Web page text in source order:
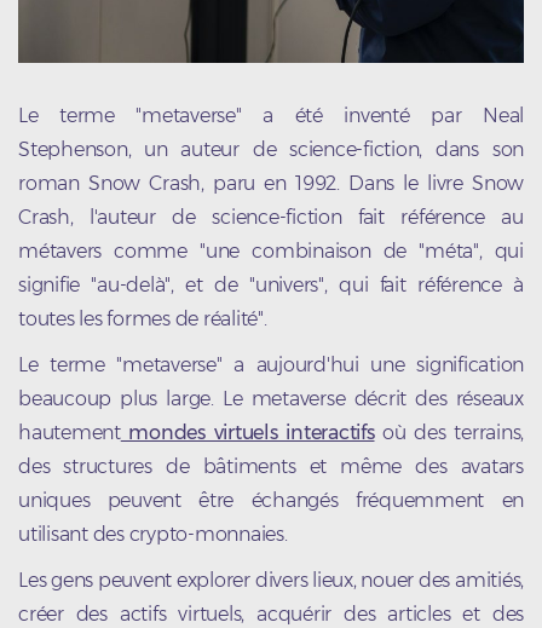
Le terme "metaverse" a été inventé par Neal
Stephenson, un auteur de science-fiction, dans son
roman Snow Crash, paru en 1992. Dans le livre Snow
Crash, l'auteur de science-fiction fait référence au
métavers comme "une combinaison de "méta", qui
signifie "au-delà", et de "univers", qui fait référence à
toutes les formes de réalité".
Le terme "metaverse" a aujourd'hui une signification
beaucoup plus large. Le metaverse décrit des réseaux
hautementmondes virtuels interactifsoù des terrains,
des structures de bâtiments et même des avatars
uniques peuvent être échangés fréquemment en
utilisant des crypto-monnaies.
Les gens peuvent explorer divers lieux, nouer des amitiés,
créer des actifs virtuels, acquérir des articles et des